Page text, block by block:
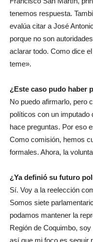
tenemos respuesta.
evalúa citar a José
porque no son
aclarar todo. Como dice
teme».
¿Este caso pudo haber
No puedo afirmarlo, pero
políticos con un imputado
hace preguntas. Por eso
Como comisión, hemos
formales. Ahora, la
¿Ya definió su futuro
Sí. Voy a la reelección
Somos siete
podamos mantener la
Región de Coquimbo,
así que mi foco es seguir